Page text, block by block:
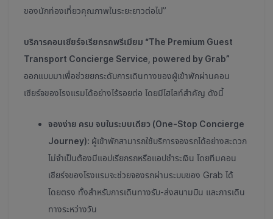
ของนักท่องเที่ยวคุณภาพในระยะยาวต่อไป”
บริการคอนเซียร์จเรียกรถพรีเมียม “The Premium Guest
Transport Concierge Service, powered by Grab”
ออกแบบมาเพื่อช่วยยกระดับการเดินทางของผู้เข้าพักผ่านคอน
เซียร์จของโรงแรมได้อย่างไร้รอยต่อ โดยมีไฮไลท์สำคัญ ดังนี้
จองง่าย ครบ จบในระบบเดียว (One-Stop Concierge
Journey): ผู้เข้าพักสามารถใช้บริการจองรถได้อย่างสะดวก
ไม่จำเป็นต้องมีแอปเรียกรถหรือแอปชำระเงิน โดยทีมคอน
เซียร์จของโรงแรมจะช่วยจองรถผ่านระบบของ Grab ได้
โดยตรง ทั้งสำหรับการเดินทางรับ-ส่งสนามบิน และการเดิน
ทางระหว่างวัน